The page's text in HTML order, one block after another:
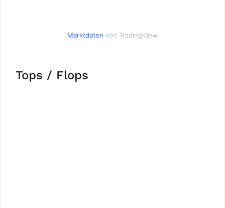
Marktdaten von TradingView
Tops / Flops